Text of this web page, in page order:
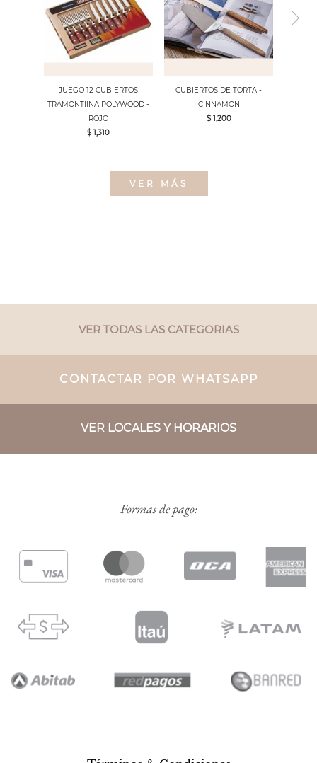
JUEGO 12 CUBIERTOS
TRAMONTIINA POLYWOOD -
ROJO
$ 1,310
CUBIERTOS DE TORTA -
CINNAMON
$ 1,200
VER MÁS
VER TODAS LAS CATEGORIAS
CONTACTAR POR WHATSAPP
VER LOCALES Y HORARIOS
Formas de pago: